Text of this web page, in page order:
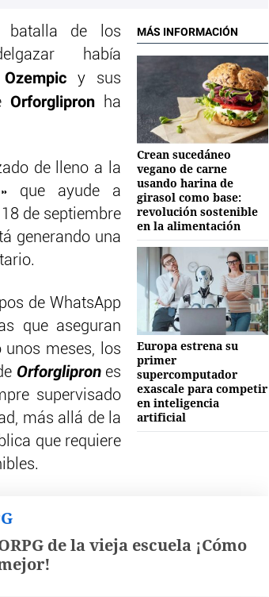
MÁS INFORMACIÓN
Crean sucedáneo
vegano de carne
usando harina de
girasol como base:
revolución sostenible
en la alimentación
Europa estrena su
primer
supercomputador
exascale para competir
en inteligencia
artificial
batalla de los
había
Ozempic y sus
Orforglipron ha
de lleno a la
que ayude a
de septiembre
generando una
de WhatsApp
que aseguran
meses, los
Orforgliprones
supervisado
más allá de la
que requiere
de la vieja escuela ¡Cómo